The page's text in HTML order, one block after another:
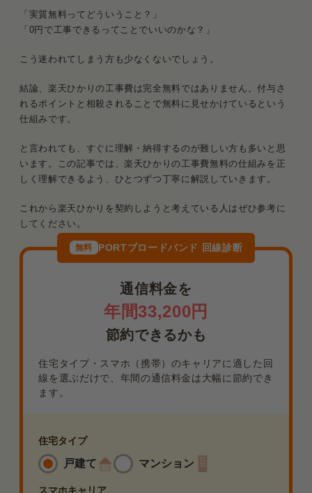
「実質無料ってどういうこと？」
「0円で工事できるってことでいいのかな？」
こう迷われてしまう方も少なくないでしょう。
結論、楽天ひかりの工事費は完全無料ではありません。付与さ
れるポイントと相殺されることで無料に見せかけているという
仕組みです。
と言われても、すぐに理解・納得するのが難しい方も多いと思
います。この記事では、楽天ひかりの工事費無料の仕組みを正
しく理解できるよう、ひとつずつ丁寧に解説していきます。
これから楽天ひかりを契約しようと考えている人はぜひ参考に
してください。
無料 PORTブロードバンド 回線診断
通信料金を
年間33,200円
節約できるかも
住宅タイプ・スマホ（携帯）のキャリアに適した回
線を選ぶだけで、年間の通信料金は大幅に節約でき
ます。
住宅タイプ
戸建て マンション
スマホキャリア